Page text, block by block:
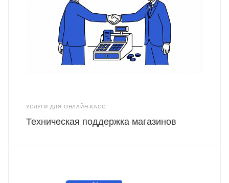
УСЛУГИ ДЛЯ ОНЛАЙН-КАСС
Техническая поддержка магазинов